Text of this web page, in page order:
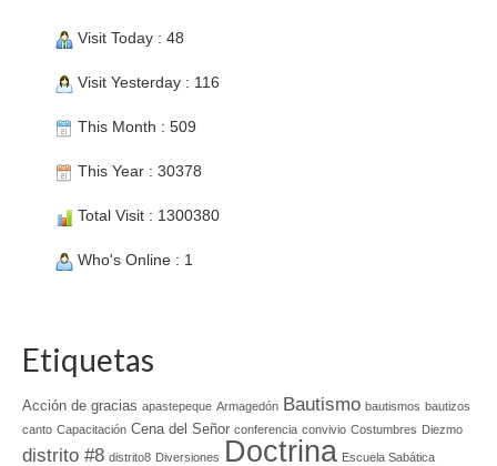
Visit Today : 48
Visit Yesterday : 116
This Month : 509
This Year : 30378
Total Visit : 1300380
Who's Online : 1
Etiquetas
Acción de gracias apastepeque Armagedón Bautismo bautismos bautizos
canto Capacitación Cena del Señor conferencia convivio Costumbres Diezmo
distrito #8 distrito8 Diversiones Doctrina Escuela Sabática